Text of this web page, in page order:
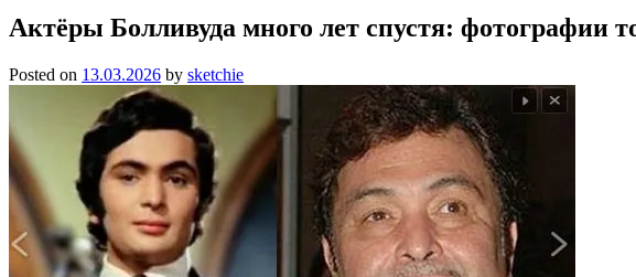
Актёры Болливуда много лет спустя: фотографии
Posted on 13.03.2026 by sketchie